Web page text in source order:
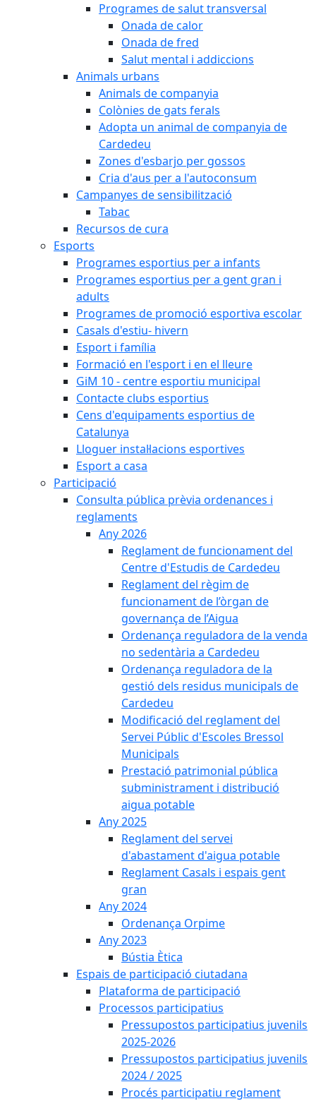
Programes de salut transversal
Onada de calor
Onada de fred
Salut mental i addiccions
Animals urbans
Animals de companyia
Colònies de gats ferals
Adopta un animal de companyia de
Cardedeu
Zones d'esbarjo per gossos
Cria d'aus per a l'autoconsum
Campanyes de sensibilització
Tabac
Recursos de cura
Esports
Programes esportius per a infants
Programes esportius per a gent gran i
adults
Programes de promoció esportiva escolar
Casals d'estiu- hivern
Esport i família
Formació en l'esport i en el lleure
GiM 10 - centre esportiu municipal
Contacte clubs esportius
Cens d'equipaments esportius de
Catalunya
Lloguer instal·lacions esportives
Esport a casa
Participació
Consulta pública prèvia ordenances i
reglaments
Any 2026
Reglament de funcionament del
Centre d'Estudis de Cardedeu
Reglament del règim de
funcionament de l’òrgan de
governança de l’Aigua
Ordenança reguladora de la venda
no sedentària a Cardedeu
Ordenança reguladora de la
gestió dels residus municipals de
Cardedeu
Modificació del reglament del
Servei Públic d'Escoles Bressol
Municipals
Prestació patrimonial pública
subministrament i distribució
aigua potable
Any 2025
Reglament del servei
d'abastament d'aigua potable
Reglament Casals i espais gent
gran
Any 2024
Ordenança Orpime
Any 2023
Bústia Ètica
Espais de participació ciutadana
Plataforma de participació
Processos participatius
Pressupostos participatius juvenils
2025-2026
Pressupostos participatius juvenils
2024 / 2025
Procés participatiu reglament